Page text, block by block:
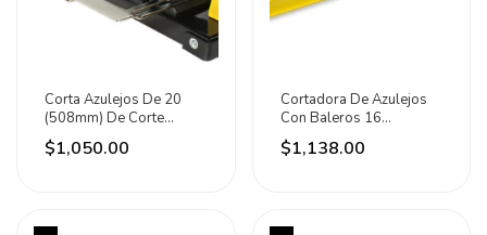
Corta Azulejos De 20
(508mm) De Corte
Reforzado. Surtek
$1,050.00
Cortadora De Azulejos
Con Baleros 16
Pulgadas Marca Surtek
$1,138.00